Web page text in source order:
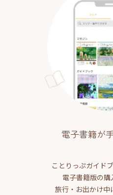
電子書籍が
ことりっぷガイド
電子書籍版の購
旅行・お出かけ